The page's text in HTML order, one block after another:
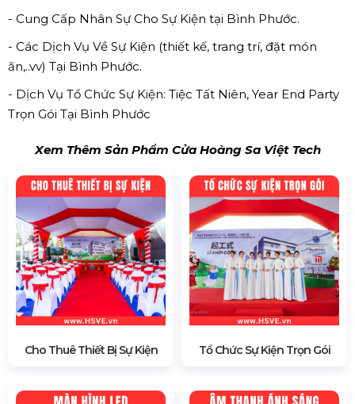
- Cung Cấp Nhân Sự Cho Sự Kiện tại Bình Phước.
- Các Dịch Vụ Về Sự Kiện (thiết kế, trang trí, đặt món
ăn,..vv) Tại Bình Phước.
- Dịch Vụ Tổ Chức Sự Kiện: Tiệc Tất Niên, Year End Party
Trọn Gói Tại Bình Phước
Xem Thêm Sản Phẩm Cửa Hoàng Sa Việt Tech
Cho Thuê Thiết Bị Sự Kiện Tổ Chức Sự Kiện Trọn Gói